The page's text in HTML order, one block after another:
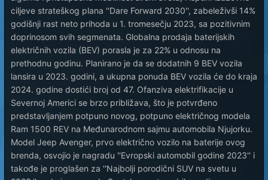
ciljeve strateškog plana ''Dare Forward 2030'', zabeleživši 14%
godišnji rast neto prihoda u 1. tromesečju 2023, sa pozitivnim
doprinosom svih segmenata. Globalna prodaja baterijskih
električnih vozila (BEV) porasla je za 22% u odnosu na
prethodnu godinu. Planirano je da se dodatnih 9 BEV vozila
lansira u 2023. godini, a ukupna ponuda BEV vozila će do kraja
2024. godine dostići broj od 47. Ofanziva elektrifikacije u
Severnoj Americi se brzo približava, što je potvrđeno
predstavljanjem potpuno novog, potpuno električnog modela
Ram 1500 REV na Međunarodnom sajmu automobila Njujorku.
Model Jeep Avenger, prvo električno vozilo na baterije ovog
brenda, osvojio je nagradu ''Evropski automobil godine 2023'' i
takođe je proglašen za ''Najbolji porodični SUV na svetu u